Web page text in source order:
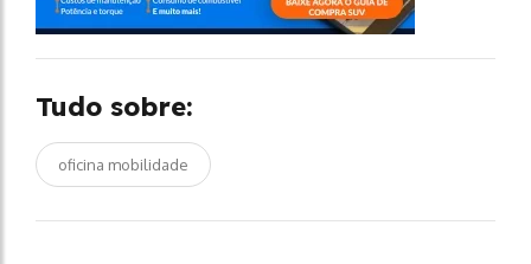
Tudo sobre:
oficina mobilidade